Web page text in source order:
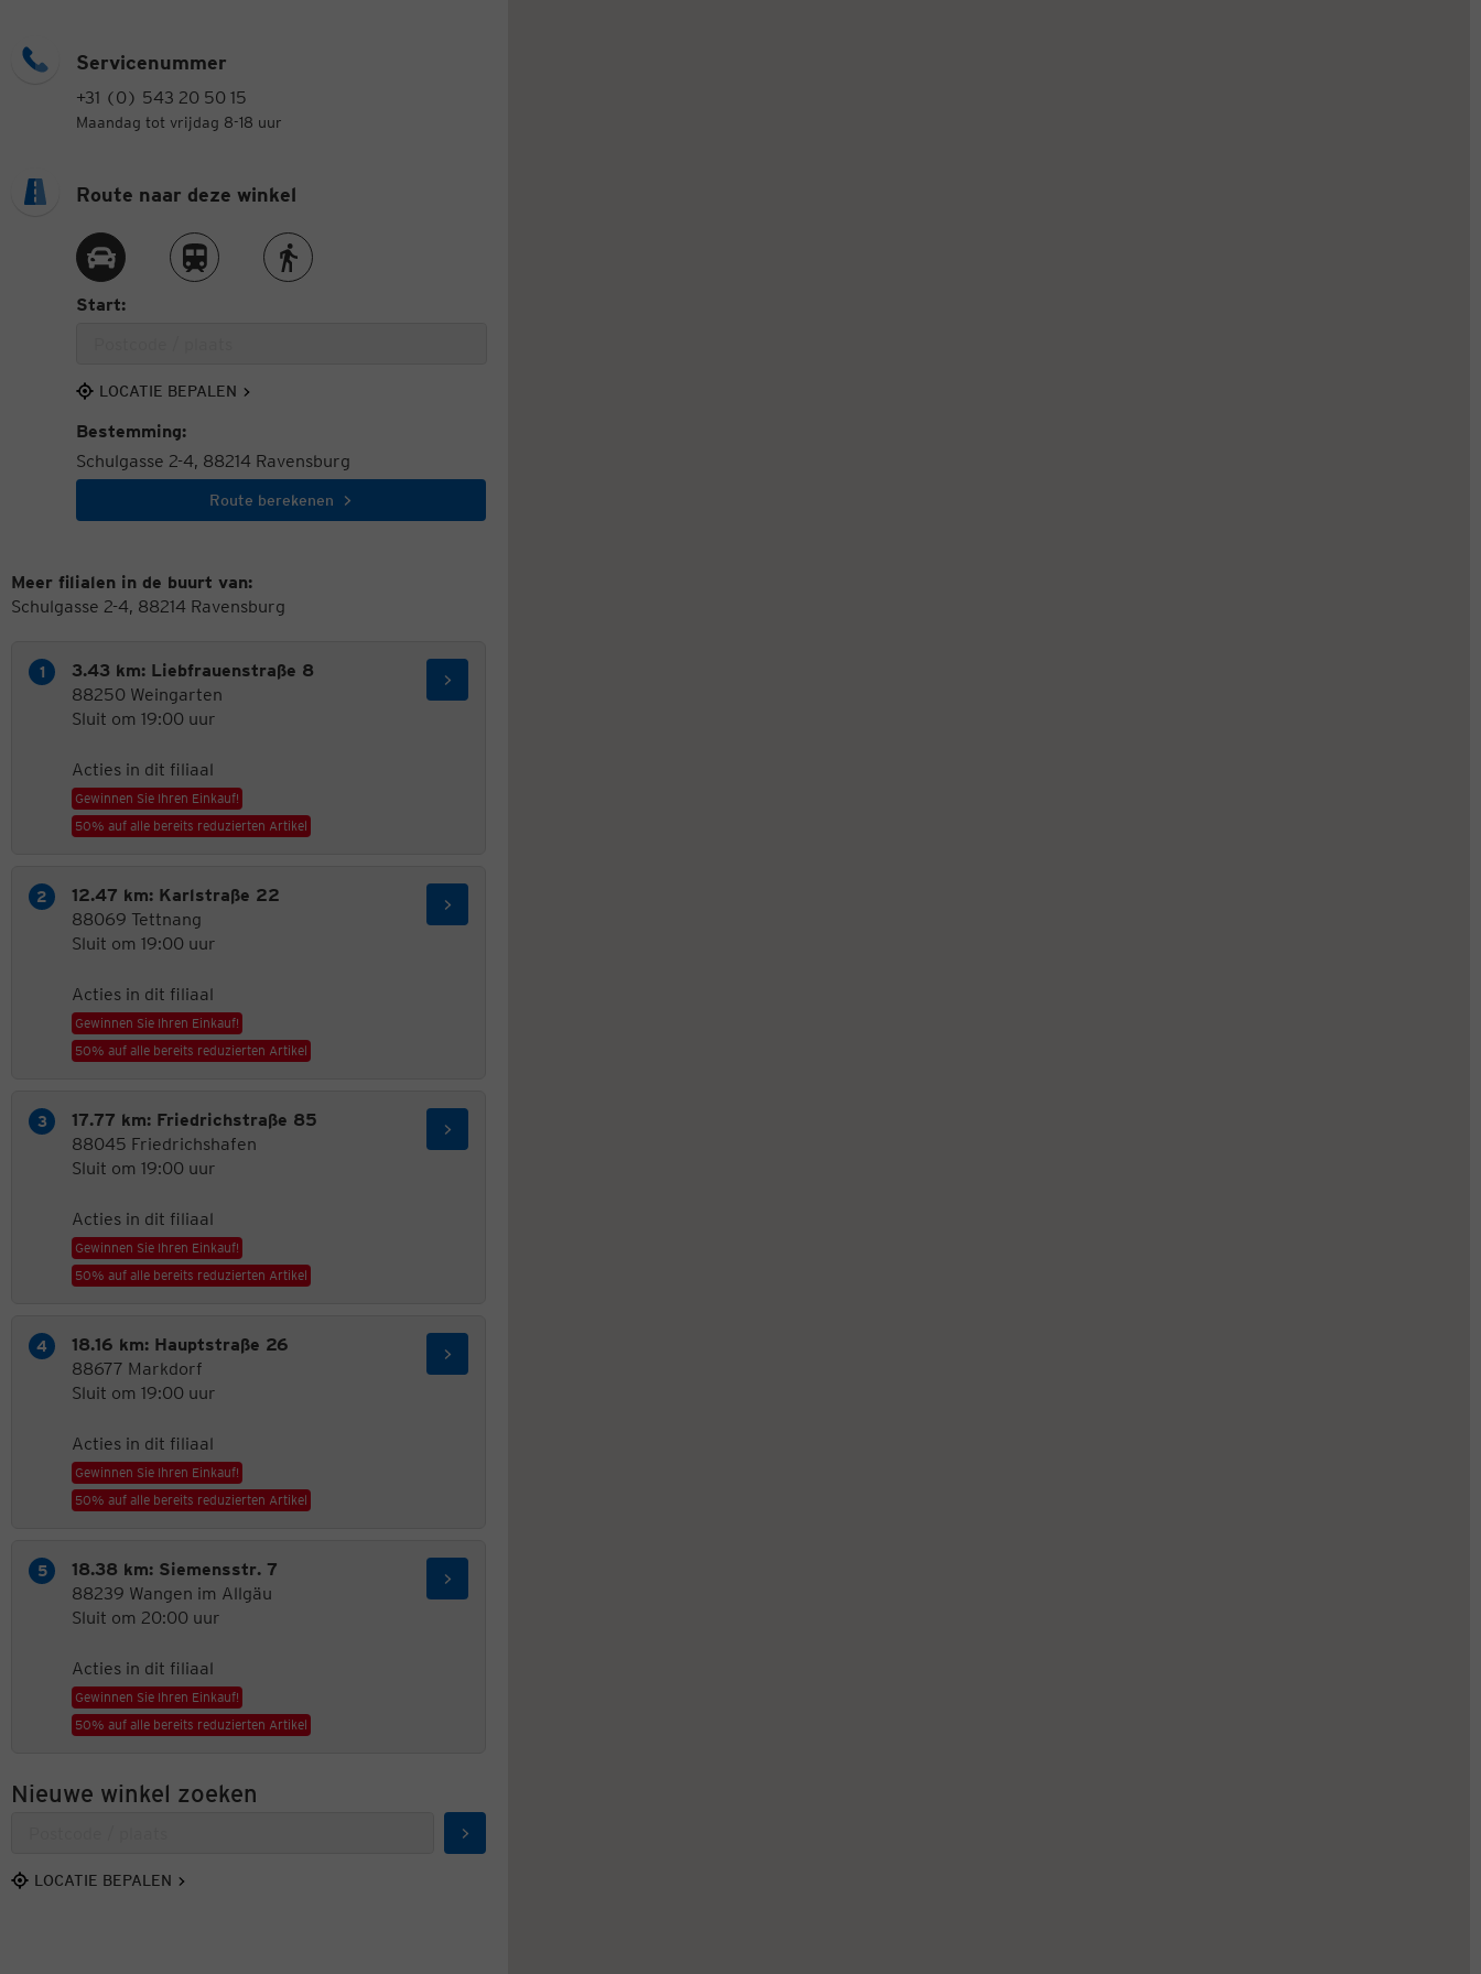
Servicenummer
+31 (0) 543 20 50 15
Maandag tot vrijdag 8-18 uur
Route naar deze winkel
Route met de autoRoute met de treinRoute te voet
Start:
LOCATIE BEPALEN
Bestemming:
Schulgasse 2-4, 88214 Ravensburg
Route berekenen
Meer filialen in de buurt van:
Schulgasse 2-4, 88214 Ravensburg
3.43 km: Liebfrauenstraße 8
88250 Weingarten
Sluit om 19:00 uur
Acties in dit filiaal
Gewinnen Sie Ihren Einkauf!
50% auf alle bereits reduzierten Artikel
12.47 km: Karlstraße 22
88069 Tettnang
Sluit om 19:00 uur
Acties in dit filiaal
Gewinnen Sie Ihren Einkauf!
50% auf alle bereits reduzierten Artikel
17.77 km: Friedrichstraße 85
88045 Friedrichshafen
Sluit om 19:00 uur
Acties in dit filiaal
Gewinnen Sie Ihren Einkauf!
50% auf alle bereits reduzierten Artikel
18.16 km: Hauptstraße 26
88677 Markdorf
Sluit om 19:00 uur
Acties in dit filiaal
Gewinnen Sie Ihren Einkauf!
50% auf alle bereits reduzierten Artikel
18.38 km: Siemensstr. 7
88239 Wangen im Allgäu
Sluit om 20:00 uur
Acties in dit filiaal
Gewinnen Sie Ihren Einkauf!
50% auf alle bereits reduzierten Artikel
Nieuwe winkel zoeken
Zoeken
LOCATIE BEPALEN